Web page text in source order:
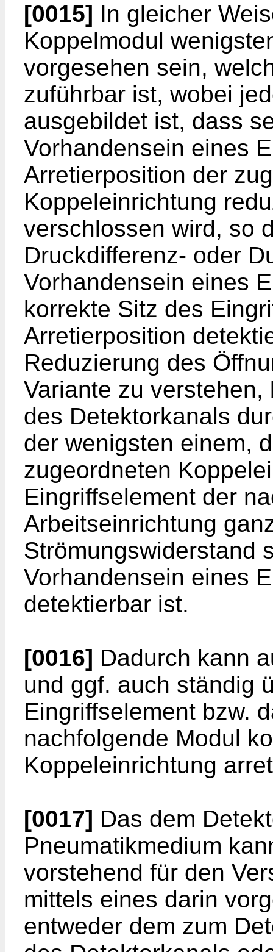
[0015] In gleicher
Koppelmodul
vorgesehen sein,
zuführbar ist, wobei
ausgebildet ist, dass
Vorhandensein eines
Arretierposition der
Koppeleinrichtung
verschlossen wird, so
Druckdifferenz- oder
Vorhandensein eines
korrekte Sitz des
Arretierposition
Reduzierung des
Variante zu
des Detektorkanals
der wenigsten einem,
zugeordneten
Eingriffselement der
Arbeitseinrichtung
Strömungswiderstand
Vorhandensein eines
detektierbar ist.
[0016] Dadurch kann
und ggf. auch ständig
Eingriffselement bzw.
nachfolgende Modul
Koppeleinrichtung
[0017] Das dem
Pneumatikmedium
vorstehend für den
mittels eines darin
entweder dem zum